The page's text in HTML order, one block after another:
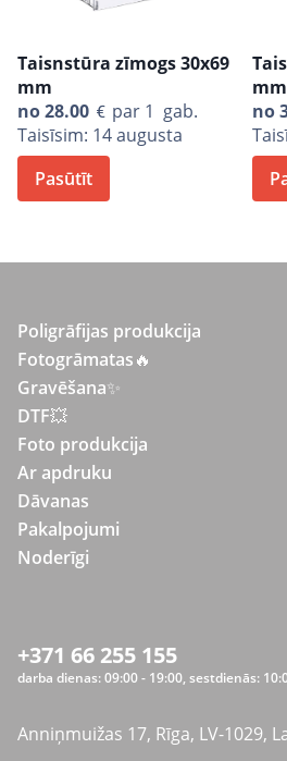
Taisnstūra zīmogs 30x69
mm
no28.00
par 1 gab.
Taisīsim: 14 augusta
Pasūtīt
mm
no
Poligrāfijas produkcija
Fotogrāmatas🔥
Gravēšana✨
DTF💥
Foto produkcija
Ar apdruku
Dāvanas
Pakalpojumi
Noderīgi
+371 66 255 155
darba dienas: 09:00 - 19:00, sestdienās:
Anniņmuižas 17, Rīga, LV-1029,